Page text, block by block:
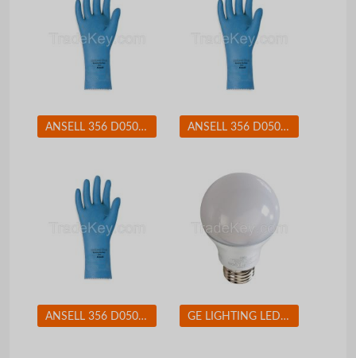
ANSELL 356 D0508 Chemical Resistant Glove 17 mil Sz 8 PR ANSELL 356 D0508 Chemical Resistant Glove 17 mil Sz 9 PR
ANSELL 356 D0508 Chemical Resistant Glove 17 mil Sz 7 PR GE LIGHTING LED11DA19V3827W LED Lamp A19 11W Med 2700K Dim